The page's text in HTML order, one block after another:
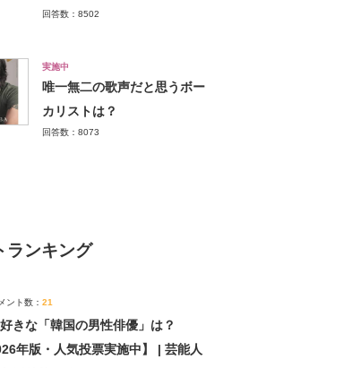
回答数：8502
実施中
唯一無二の歌声だと思うボー
カリストは？
回答数：8073
ランキング
ント数： 21
きな「韓国の男性俳優」は？
年版・人気投票実施中】 | 芸能人